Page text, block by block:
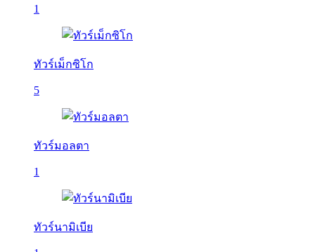
1
ทัวร์เม็กซิโก
5
ทัวร์มอลตา
1
ทัวร์นามิเบีย